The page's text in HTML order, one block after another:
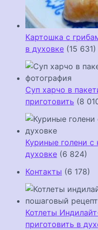
Картошка с
в духовке (15 631)
Суп харчо в
приготовить (8
Куриные голени с
духовке (6 824)
Контакты (6 178)
Котлеты
приготовить в